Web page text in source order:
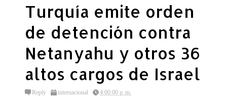
Turquía emite orden
de detención contra
Netanyahu y otros 36
altos cargos de Israel
Reply internacional 4:00:00 p. m.